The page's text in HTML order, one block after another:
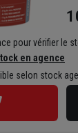
pour vérifier le
en agence
selon stock